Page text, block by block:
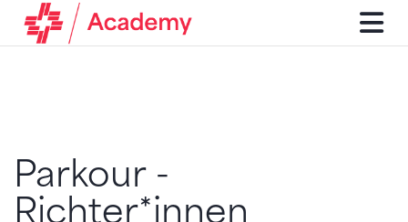
Parkour -
Richter*innen